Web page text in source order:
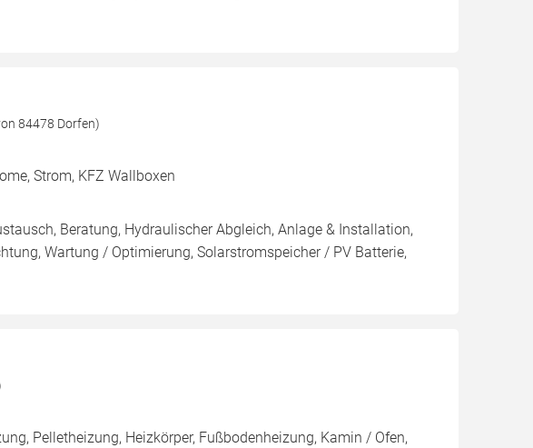
84478 Dorfen)
Strom, KFZ Wallboxen
Beratung, Hydraulischer Abgleich, Anlage & Installation,
Wartung / Optimierung, Solarstromspeicher / PV Batterie,
Pelletheizung, Heizkörper, Fußbodenheizung, Kamin / Ofen,